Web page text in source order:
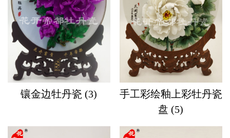
镶金边牡丹瓷 (3)
手工彩绘釉上彩牡丹瓷
盘 (5)